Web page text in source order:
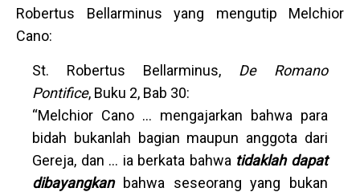
Robertus Bellarminus yang mengutip Melchior
Cano:
St. Robertus Bellarminus, De Romano
Pontifice, Buku 2, Bab 30:
“Melchior Cano … mengajarkan bahwa para
bidah bukanlah bagian maupun anggota dari
Gereja, dan … ia berkata bahwa tidaklah dapat
dibayangkanbahwa seseorang yang bukan